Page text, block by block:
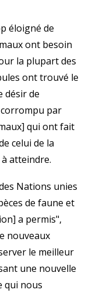
éloigné de
ont besoin
la plupart des
ont trouvé le
désir de
par
qui ont fait
celui de la
atteindre.
Nations unies
de faune et
a permis",
nouveaux
le meilleur
une nouvelle
qui nous